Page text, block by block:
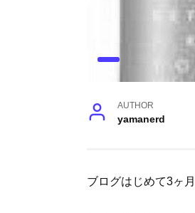
AUTHOR
yamanerd
ブログはじめて3ヶ